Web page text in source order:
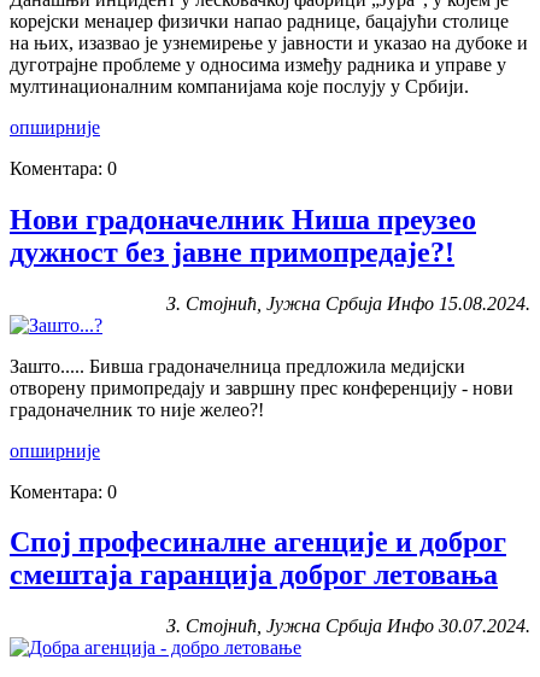
корејски менаџер физички напао раднице, бацајући столице
на њих, изазвао је узнемирење у јавности и указао на дубоке и
дуготрајне проблеме у односима између радника и управе у
мултинационалним компанијама које послују у Србији.
опширније
Коментара: 0
Нови градоначелник Ниша преузео
дужност без јавне примопредаје?!
З. Стојнић, Јужна Србија Инфо 15.08.2024.
Зашто..... Бивша градоначелница предложила медијски
отворену примопредају и завршну прес конференцију - нови
градоначелник то није желео?!
опширније
Коментара: 0
Спој професиналне агенције и доброг
смештаја гаранција доброг летовања
З. Стојнић, Јужна Србија Инфо 30.07.2024.